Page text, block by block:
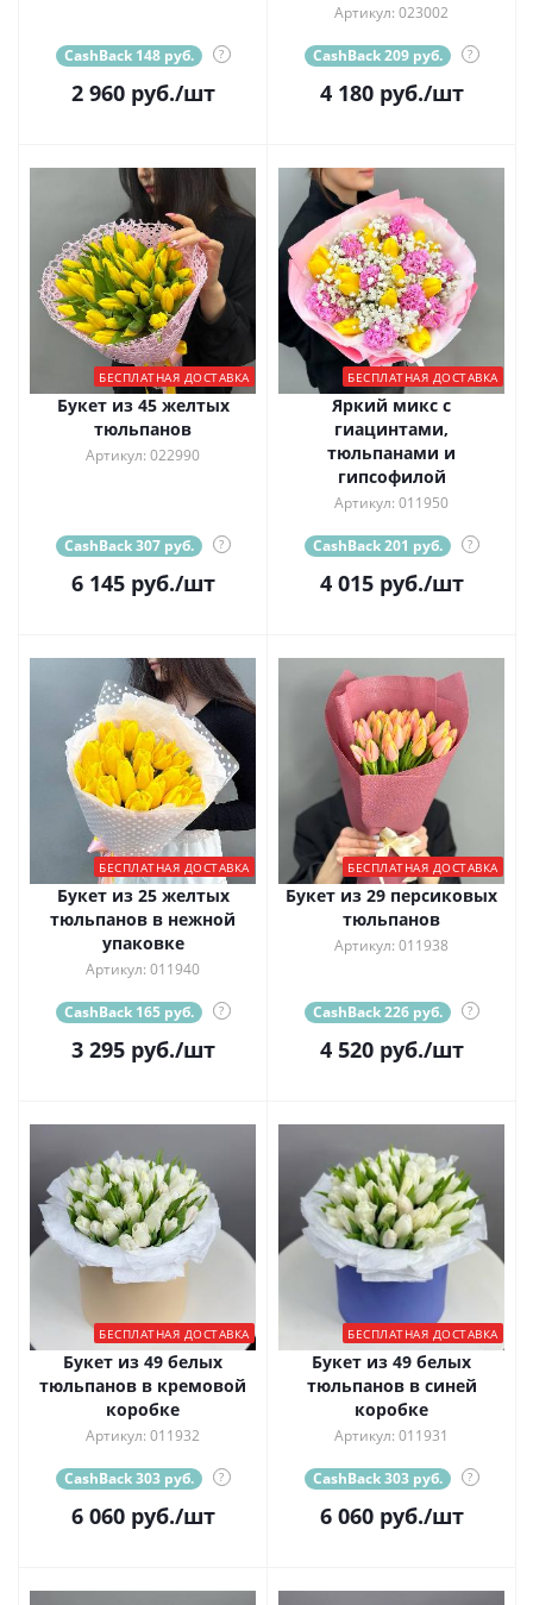
CashBack 148 руб. ?
2 960руб./шт
Артикул: 023002
CashBack 209 руб. ?
4 180руб./шт
БЕСПЛАТНАЯ ДОСТАВКА
Букет из 45 желтых
тюльпанов
Артикул: 022990
CashBack 307 руб. ?
6 145руб./шт
БЕСПЛАТНАЯ ДОСТАВКА
Яркий микс с
гиацинтами,
тюльпанами и
гипсофилой
Артикул: 011950
CashBack 201 руб. ?
4 015руб./шт
БЕСПЛАТНАЯ ДОСТАВКА
Букет из 25 желтых
тюльпанов в нежной
упаковке
Артикул: 011940
CashBack 165 руб. ?
3 295руб./шт
БЕСПЛАТНАЯ ДОСТАВКА
Букет из 29 персиковых
тюльпанов
Артикул: 011938
CashBack 226 руб. ?
4 520руб./шт
БЕСПЛАТНАЯ ДОСТАВКА
Букет из 49 белых
тюльпанов в кремовой
коробке
Артикул: 011932
CashBack 303 руб. ?
6 060руб./шт
БЕСПЛАТНАЯ ДОСТАВКА
Букет из 49 белых
тюльпанов в синей
коробке
Артикул: 011931
CashBack 303 руб. ?
6 060руб./шт